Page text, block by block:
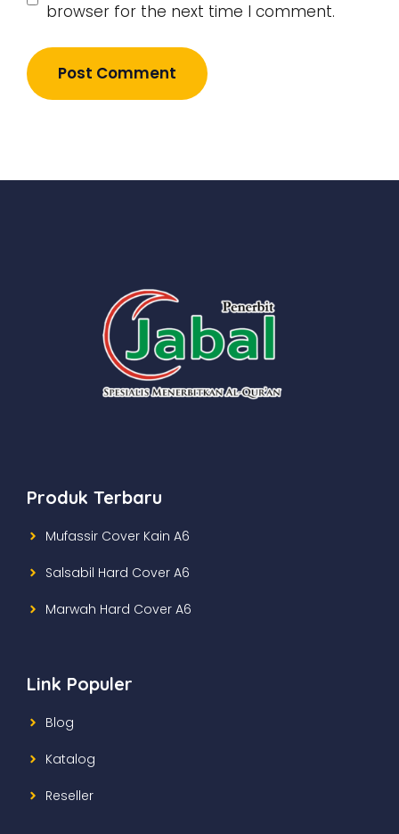
browser for the next time I comment.
Produk Terbaru
Mufassir Cover Kain A6
Salsabil Hard Cover A6
Marwah Hard Cover A6
Link Populer
Blog
Katalog
Reseller